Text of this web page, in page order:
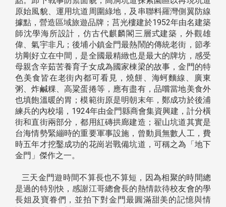
原始風貌、運用坑道周圍綠地，及串聯料羅灣側翼防線
據點，營造區域旅遊品牌；莒光樓建於1952年由名建築
師沈學海所設計，仿古代麒麟閣三層式建築，外觀雄
偉、氣宇非凡；後埔小鎮金門最熱鬧的傳統老街，節孝
坊剛好立在中間，是全國最精緻也是最大的牌坊，感受
母親含辛茹苦養育子女成為國家棟梁的故事，金門的特
色美食皆在老街內都可看見，燒餅、海蚵麵線、廣東
粥、炸鹹粿、高粱蛋捲等，應有盡有，品嚐當地美食外
也填飽溫暖的胃；模範街原是明朝末年，鄭成功於後浦
練兵的內校場，1924年由金門縣商會集資興建，計分橫
街和直街兩部分，都用紅磚拱廊建造；翟山坑道其實是
台海情勢緊繃時的重要軍事設施，曾動員無數人工，費
時五年才挖鑿成功的花崗岩戰備坑道，可稱之為「地下
金門」傑作之一。
三天金門遊時間不算長也不算短，因為相聚的時間總
是過的特別快，感謝江哥總會長的熱情款待校友會的學
長姐及寶眷們，並拍下對金門最圓滿甜美的記憶與情